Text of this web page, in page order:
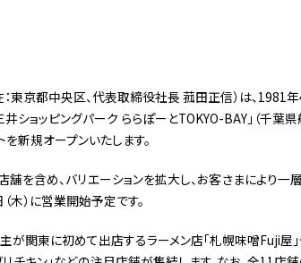
東京都中央区、代表取締役社長 菰田正信）は、1981
ショッピングパーク ららぽーとTOKYO-BAY」（千葉県
新規オープンいたします。
を含め、バリエーションを拡大し、お客さまにより一
）に営業開始予定です。
が関東に初めて出店するラーメン店「札幌味噌Fuji屋」